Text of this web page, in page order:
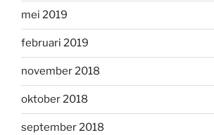
mei 2019
februari 2019
november 2018
oktober 2018
september 2018